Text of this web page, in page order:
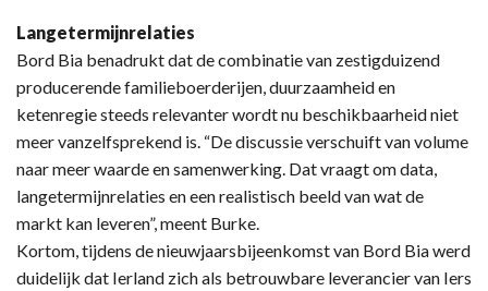
Langetermijnrelaties
Bord Bia benadrukt dat de combinatie van zestigduizend
producerende familieboerderijen, duurzaamheid en
ketenregie steeds relevanter wordt nu beschikbaarheid niet
meer vanzelfsprekend is. “De discussie verschuift van volume
naar meer waarde en samenwerking. Dat vraagt om data,
langetermijnrelaties en een realistisch beeld van wat de
markt kan leveren”, meent Burke.
Kortom, tijdens de nieuwjaarsbijeenkomst van Bord Bia werd
duidelijk dat Ierland zich als betrouwbare leverancier van Iers